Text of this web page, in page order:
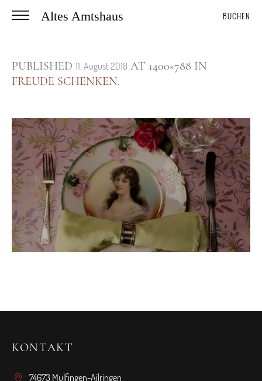
Altes Amtshaus BUCHEN
PUBLISHED 11. August 2018 AT 1400×788 IN
FREUDE SCHENKEN.
KONTAKT
74673 Mulfingen-Ailringen